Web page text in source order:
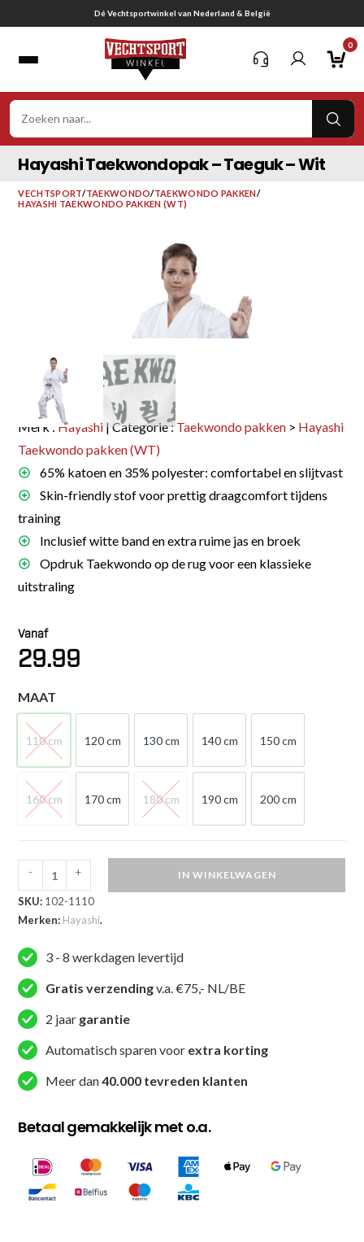
naar
Gratis verzending vanaf € 75,-
0
Hayashi Taekwondopak – Taeguk – Wit
VECHTSPORT/TAEKWONDO/TAEKWONDO PAKKEN/
HAYASHI TAEKWONDO PAKKEN (WT)
Merk : Hayashi | Categorie :Taekwondo pakken > Hayashi
Taekwondo pakken (WT)
65% katoen en 35% polyester: comfortabel en slijtvast
Skin-friendly stof voor prettig draagcomfort tijdens
training
Inclusief witte band en extra ruime jas en broek
Opdruk Taekwondo op de rug voor een klassieke
uitstraling
Vanaf
29.99
MAAT
110 cm
110 cm
120 cm
120 cm
130 cm
130 cm
140 cm
140 cm
150 cm
150 cm
160 cm
160 cm
170 cm
170 cm
180 cm
180 cm
190 cm
190 cm
200 cm
200 cm
Hayashi
Taekwondopak
-
Taeguk
-
Wit
aantal
- + IN WINKELWAGEN
SKU: 102-1110
Merken: Hayashi.
3 - 8 werkdagen levertijd
Gratis verzendingv.a. €75,- NL/BE
2 jaar garantie
Automatisch sparen voor extra korting
Meer dan40.000 tevreden klanten
Betaal gemakkelijk met o.a.